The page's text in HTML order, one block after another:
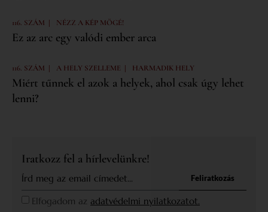
116. SZÁM | NÉZZ A KÉP MÖGÉ!
Ez az arc egy valódi ember arca
116. SZÁM | A HELY SZELLEME | HARMADIK HELY
Miért tűnnek el azok a helyek, ahol csak úgy lehet
lenni?
Iratkozz fel a hírlevelünkre!
Elfogadom az adatvédelmi nyilatkozatot.
Feliratkozás